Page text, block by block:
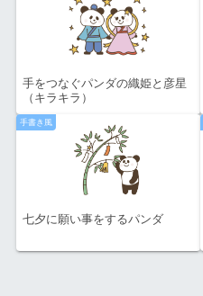
手をつなぐパンダの織姫と彦星
（キラキラ）
手書き風
七夕に願い事をするパンダ